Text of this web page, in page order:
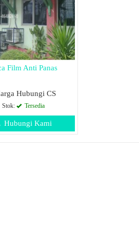
Film Anti Panas
Hubungi CS
Stok: Tersedia
Hubungi Kami